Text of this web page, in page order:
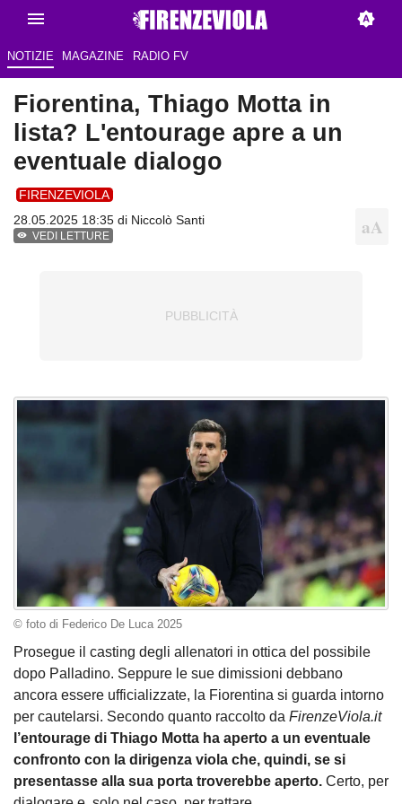
NOTIZIE MAGAZINE RADIO FV
Fiorentina, Thiago Motta in
lista? L'entourage apre a un
eventuale dialogo
FIRENZEVIOLA
28.05.2025 18:35 di Niccolò Santi
VEDI LETTURE
© foto di Federico De Luca 2025
Prosegue il casting degli allenatori in ottica del possibile
dopo Palladino. Seppure le sue dimissioni debbano
ancora essere ufficializzate, la Fiorentina si guarda intorno
per cautelarsi. Secondo quanto raccolto da FirenzeViola.it
l’entourage di Thiago Motta ha aperto a un eventuale
confronto con la dirigenza viola che, quindi, se si
presentasse alla sua porta troverebbe aperto. Certo, per